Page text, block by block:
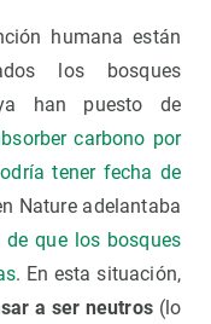
humana están
los bosques
han puesto de
carbono por
tener fecha de
Nature adelantaba
que los bosques
. En esta situación,
a ser neutros(lo